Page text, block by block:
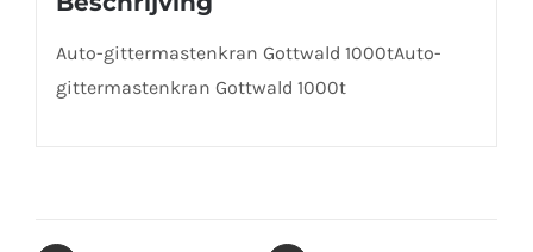
Auto-gittermastenkran Gottwald 1000tAuto-
gittermastenkran Gottwald 1000t